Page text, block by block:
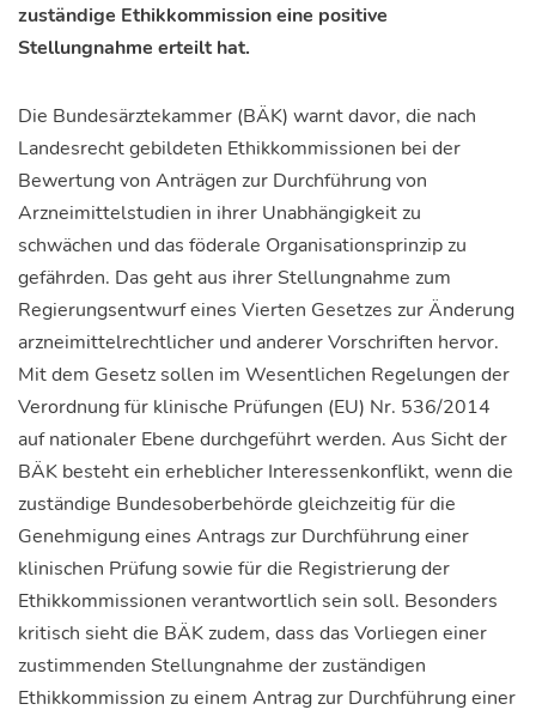
zuständige Ethikkommission eine positive
Stellungnahme erteilt hat.
Die Bundesärztekammer (BÄK) warnt davor, die nach
Landesrecht gebildeten Ethikkommissionen bei der
Bewertung von Anträgen zur Durchführung von
Arzneimittelstudien in ihrer Unabhängigkeit zu
schwächen und das föderale Organisationsprinzip zu
gefährden. Das geht aus ihrer Stellungnahme zum
Regierungsentwurf eines Vierten Gesetzes zur Änderung
arzneimittelrechtlicher und anderer Vorschriften hervor.
Mit dem Gesetz sollen im Wesentlichen Regelungen der
Verordnung für klinische Prüfungen (EU) Nr. 536/2014
auf nationaler Ebene durchgeführt werden. Aus Sicht der
BÄK besteht ein erheblicher Interessenkonflikt, wenn die
zuständige Bundesoberbehörde gleichzeitig für die
Genehmigung eines Antrags zur Durchführung einer
klinischen Prüfung sowie für die Registrierung der
Ethikkommissionen verantwortlich sein soll. Besonders
kritisch sieht die BÄK zudem, dass das Vorliegen einer
zustimmenden Stellungnahme der zuständigen
Ethikkommission zu einem Antrag zur Durchführung einer